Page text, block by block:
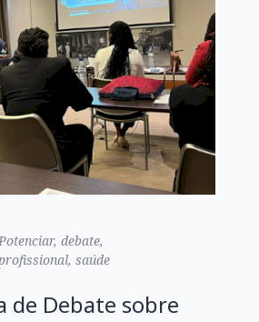
debate,
saúde
de Debate sobre